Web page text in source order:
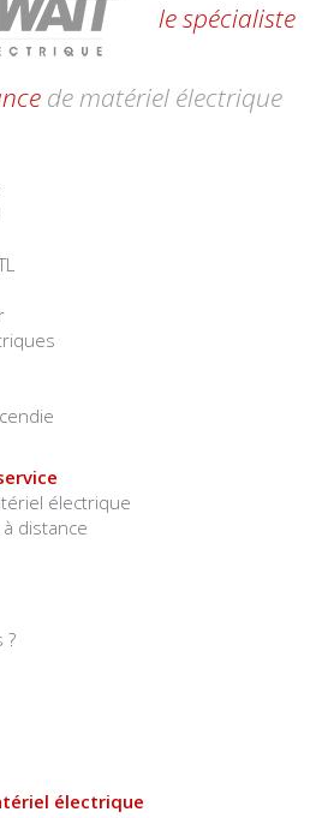
le spécialiste
de matériel électrique
électrique
distance
?
électrique